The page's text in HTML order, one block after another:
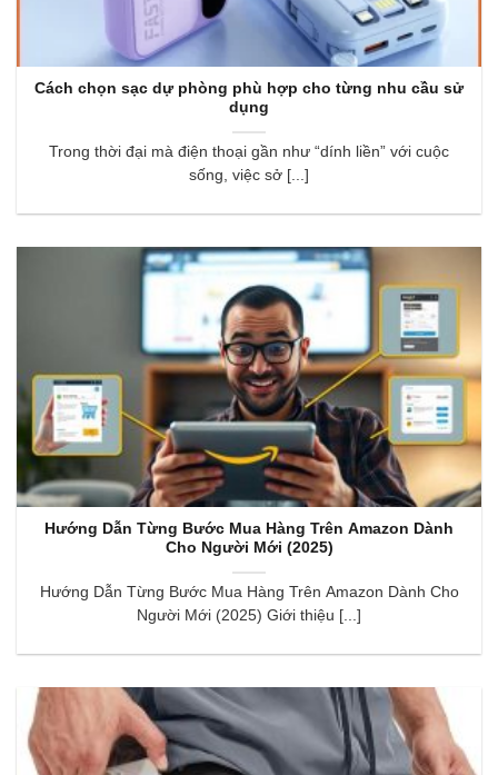
Cách chọn sạc dự phòng phù hợp cho từng nhu cầu sử
dụng
Trong thời đại mà điện thoại gần như “dính liền” với cuộc
sống, việc sở [...]
Hướng Dẫn Từng Bước Mua Hàng Trên Amazon Dành
Cho Người Mới (2025)
Hướng Dẫn Từng Bước Mua Hàng Trên Amazon Dành Cho
Người Mới (2025) Giới thiệu [...]